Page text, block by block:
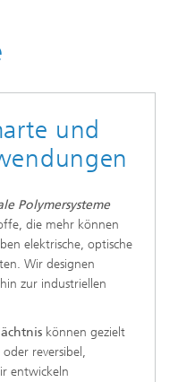
und
Polymersysteme
die mehr können
elektrische, optische
Wir designen
zur industriellen
können gezielt
reversibel,
entwickeln